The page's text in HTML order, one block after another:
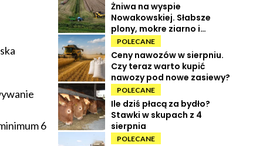
6
Żniwa na wyspie
Nowakowskiej. Słabsze
plony, mokre ziarno i
wysokie koszty
POLECANE
Ceny nawozów w sierpniu.
Czy teraz warto kupić
nawozy pod nowe zasiewy?
POLECANE
Ile dziś płacą za bydło?
Stawki w skupach z 4
sierpnia
POLECANE